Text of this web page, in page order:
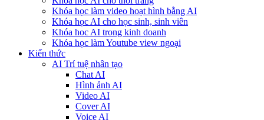
Khóa học làm video hoạt hình bằng AI
Khóa học AI cho học sinh, sinh viên
Khóa hoc AI trong kinh doanh
Khóa học làm Youtube view ngoại
Kiến thức
AI Trí tuệ nhân tạo
Chat AI
Hình ảnh AI
Video AI
Cover AI
Voice AI